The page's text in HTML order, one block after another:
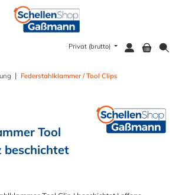
Privat (brutto)
| Federstahlklammer / Tool Clips
Tool
beschichtet